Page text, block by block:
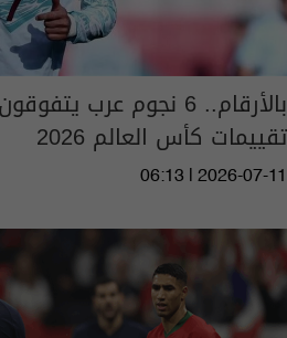
بالأرقام.. 6 نجوم عرب
تقييمات كأس العالم 2026
06:13 | 2026-07-11